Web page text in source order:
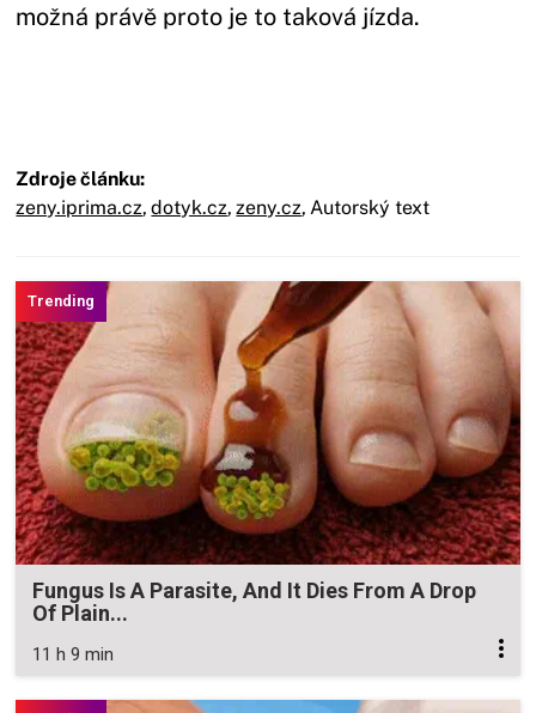
možná právě proto je to taková jízda.
Zdroje článku:
zeny.iprima.cz, dotyk.cz, zeny.cz, Autorský text
Fungus Is A Parasite, And It Dies From A Drop
Of Plain...
11 h 9 min